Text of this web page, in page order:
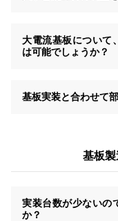
大電流基板について
は可能でしょうか？
基板実装と合わせて
基板
実装台数が少ないの
か？